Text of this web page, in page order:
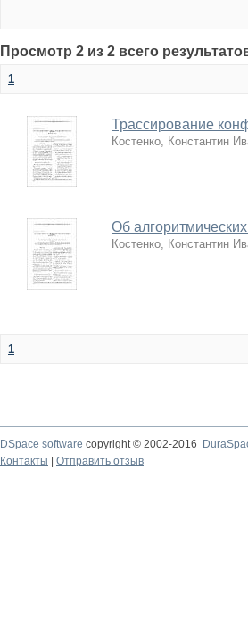
Просмотр 2 из 2 всего
1
Трассирование
Костенко, Константин
Об
Костенко, Константин
1
DSpace software copyright © 2002-2016
Контакты
Отправить отзыв